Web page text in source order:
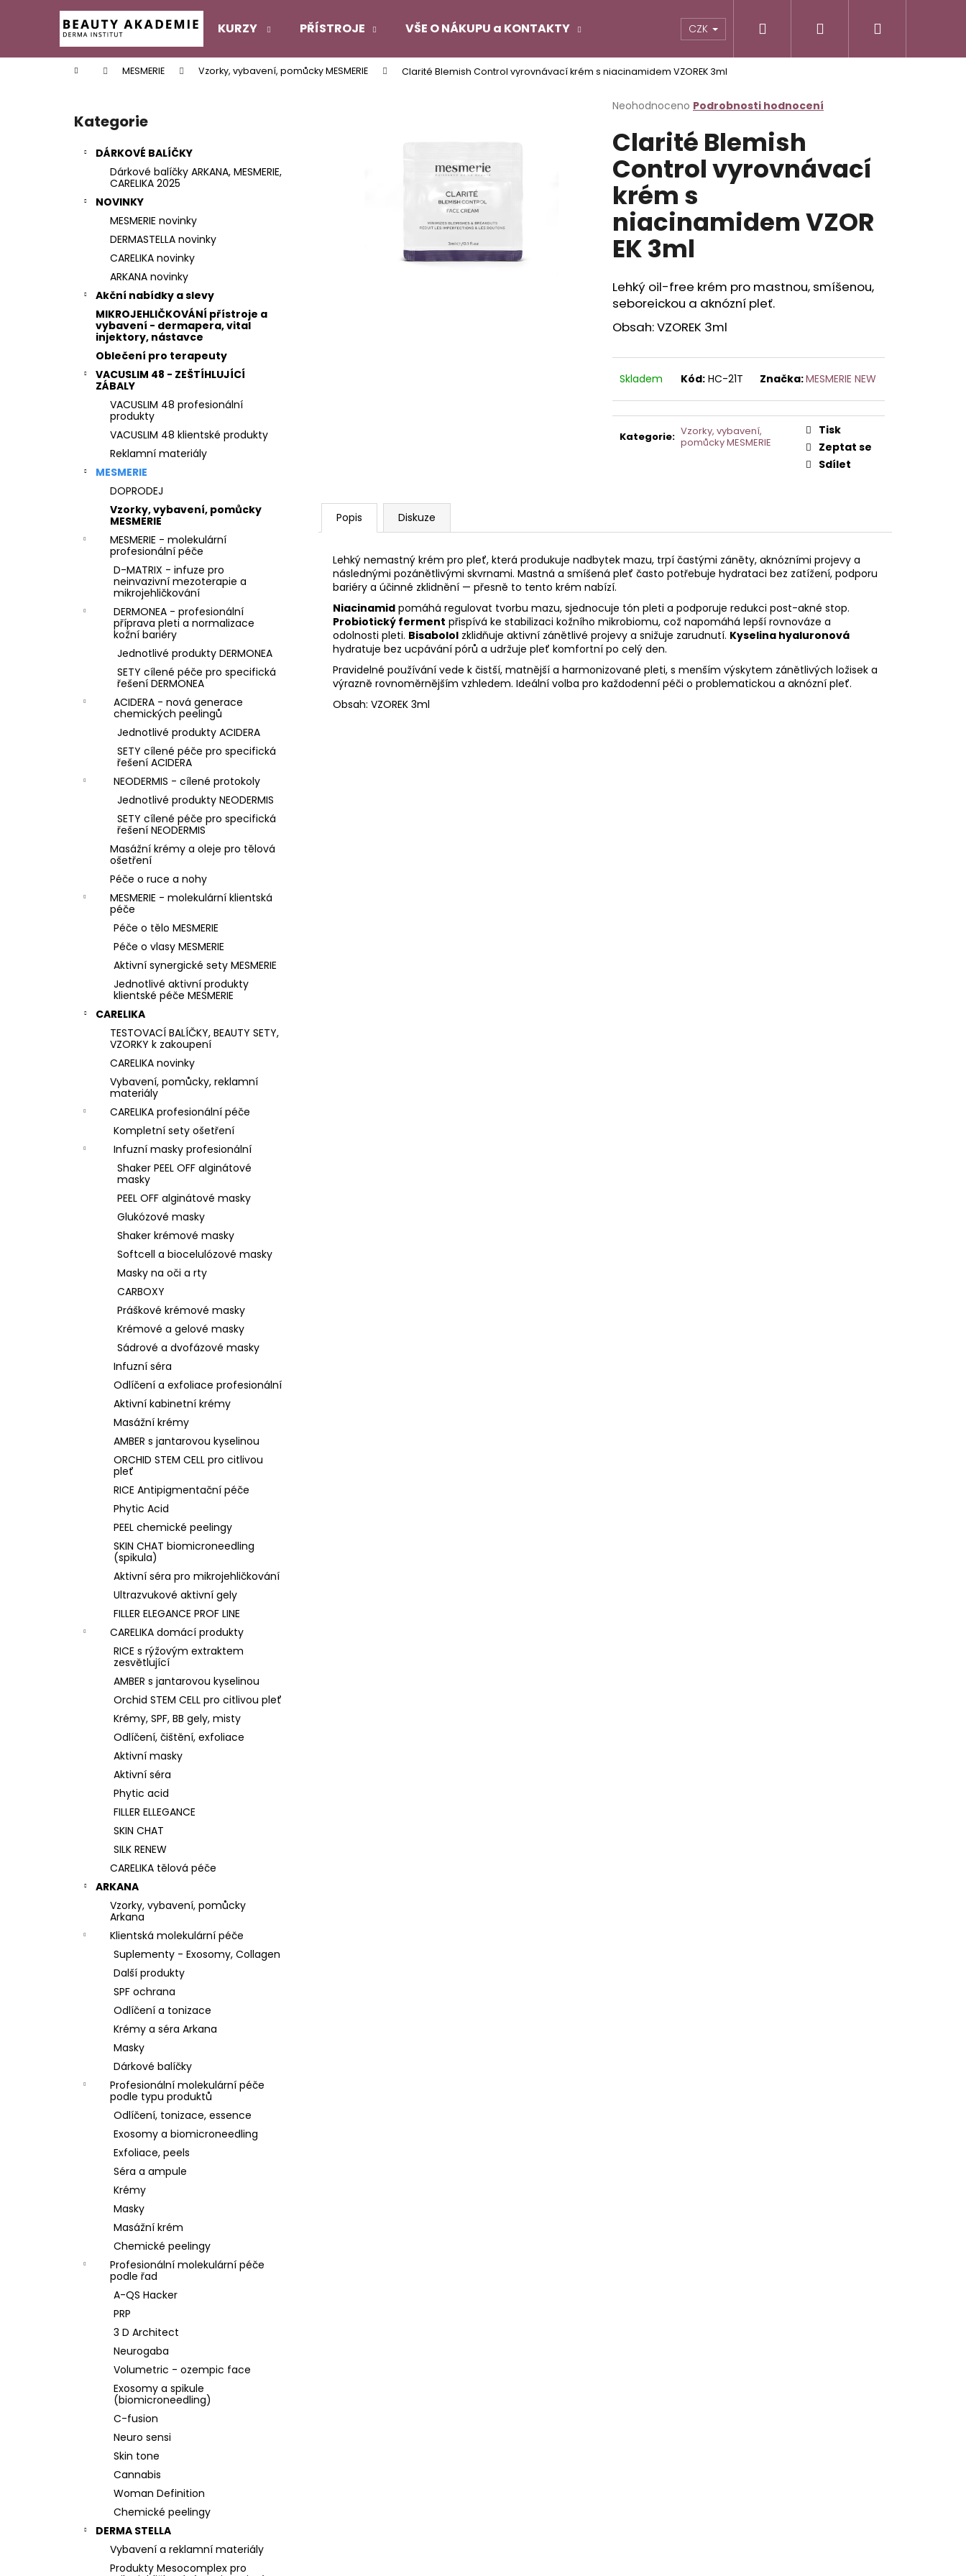
KURZY PŘÍSTROJE VŠE O NÁKUPU a KONTAKTY CZK Přihlášení
Domů MESMERIE Vzorky, vybavení, pomůcky MESMERIE Clarité Blemish Control vyrovnávací krém s niacinamidem VZOREK 3ml
Přeskočit
kategorie
Kategorie
DÁRKOVÉ BALÍČKY
Dárkové balíčky ARKANA, MESMERIE,
CARELIKA 2025
NOVINKY
MESMERIE novinky
DERMASTELLA novinky
CARELIKA novinky
ARKANA novinky
Akční nabídky a slevy
MIKROJEHLIČKOVÁNÍ přístroje a
vybavení - dermapera, vital
injektory, nástavce
Oblečení pro terapeuty
VACUSLIM 48 - ZEŠTÍHLUJÍCÍ
ZÁBALY
VACUSLIM 48 profesionální
produkty
VACUSLIM 48 klientské produkty
Reklamní materiály
MESMERIE
DOPRODEJ
Vzorky, vybavení, pomůcky
MESMERIE
MESMERIE - molekulární
profesionální péče
D-MATRIX - infuze pro
neinvazivní mezoterapie a
mikrojehličkování
DERMONEA - profesionální
příprava pleti a normalizace
kožní bariéry
Jednotlivé produkty DERMONEA
SETY cílené péče pro specifická
řešení DERMONEA
ACIDERA - nová generace
chemických peelingů
Jednotlivé produkty ACIDERA
SETY cílené péče pro specifická
řešení ACIDERA
NEODERMIS - cílené protokoly
Jednotlivé produkty NEODERMIS
SETY cílené péče pro specifická
řešení NEODERMIS
Masážní krémy a oleje pro tělová
ošetření
Péče o ruce a nohy
MESMERIE - molekulární klientská
péče
Péče o tělo MESMERIE
Péče o vlasy MESMERIE
Aktivní synergické sety MESMERIE
Jednotlivé aktivní produkty
klientské péče MESMERIE
CARELIKA
TESTOVACÍ BALÍČKY, BEAUTY SETY,
VZORKY k zakoupení
CARELIKA novinky
Vybavení, pomůcky, reklamní
materiály
CARELIKA profesionální péče
Kompletní sety ošetření
Infuzní masky profesionální
Shaker PEEL OFF alginátové
masky
PEEL OFF alginátové masky
Glukózové masky
Shaker krémové masky
Softcell a biocelulózové masky
Masky na oči a rty
CARBOXY
Práškové krémové masky
Krémové a gelové masky
Sádrové a dvofázové masky
Infuzní séra
Odlíčení a exfoliace profesionální
Aktivní kabinetní krémy
Masážní krémy
AMBER s jantarovou kyselinou
ORCHID STEM CELL pro citlivou
pleť
RICE Antipigmentační péče
Phytic Acid
PEEL chemické peelingy
SKIN CHAT biomicroneedling
(spikula)
Aktivní séra pro mikrojehličkování
Ultrazvukové aktivní gely
FILLER ELEGANCE PROF LINE
CARELIKA domácí produkty
RICE s rýžovým extraktem
zesvětlující
AMBER s jantarovou kyselinou
Orchid STEM CELL pro citlivou pleť
Krémy, SPF, BB gely, misty
Odlíčení, čištění, exfoliace
Aktivní masky
Aktivní séra
Phytic acid
FILLER ELLEGANCE
SKIN CHAT
SILK RENEW
CARELIKA tělová péče
ARKANA
Vzorky, vybavení, pomůcky
Arkana
Klientská molekulární péče
Suplementy - Exosomy, Collagen
Další produkty
SPF ochrana
Odlíčení a tonizace
Krémy a séra Arkana
Masky
Dárkové balíčky
Profesionální molekulární péče
podle typu produktů
Odlíčení, tonizace, essence
Exosomy a biomicroneedling
Exfoliace, peels
Séra a ampule
Krémy
Masky
Masážní krém
Chemické peelingy
Profesionální molekulární péče
podle řad
A-QS Hacker
PRP
3 D Architect
Neurogaba
Volumetric - ozempic face
Exosomy a spikule
(biomicroneedling)
C-fusion
Neuro sensi
Skin tone
Cannabis
Woman Definition
Chemické peelingy
DERMA STELLA
Vybavení a reklamní materiály
Produkty Mesocomplex pro
Průměrné
produktu
je
0,0
z
5
hvězdiček.
Neohodnoceno Podrobnosti hodnocení
Clarité Blemish
Control vyrovnávací
krém s
niacinamidem VZOR
EK 3ml
Lehký oil-free krém pro mastnou, smíšenou,
seboreickou a aknózní pleť.
Obsah: VZOREK 3ml
Skladem Kód: HC-21T Značka:MESMERIE NEW
Kategorie: Vzorky, vybavení,
pomůcky MESMERIE
Tisk
Zeptat se
Sdílet
Popis Diskuze
Lehký nemastný krém pro pleť, která produkuje nadbytek mazu, trpí častými záněty, aknózními projevy a
následnými pozánětlivými skvrnami. Mastná a smíšená pleť často potřebuje hydrataci bez zatížení, podporu
bariéry a účinné zklidnění — přesně to tento krém nabízí.
Niacinamid pomáhá regulovat tvorbu mazu, sjednocuje tón pleti a podporuje redukci post-akné stop.
Probiotický ferment přispívá ke stabilizaci kožního mikrobiomu, což napomáhá lepší rovnováze a
odolnosti pleti. Bisabolol zklidňuje aktivní zánětlivé projevy a snižuje zarudnutí. Kyselina hyaluronová
hydratuje bez ucpávání pórů a udržuje pleť komfortní po celý den.
Pravidelné používání vede k čistší, matnější a harmonizované pleti, s menším výskytem zánětlivých ložisek a
výrazně rovnoměrnějším vzhledem. Ideální volba pro každodenní péči o problematickou a aknózní pleť.
Obsah: VZOREK 3ml
í
Zpět
do
Zpět
do
Co potřebujete najít?
Doporučujeme
Následující
STERILNÍ NÁSTAVCE PRO DERMAPERO
DERMALIGHTPEN A DERMAQUATRO 36
JEHLIČEK
STERILNÍ NÁSTAVCE PRO DERMAPERO